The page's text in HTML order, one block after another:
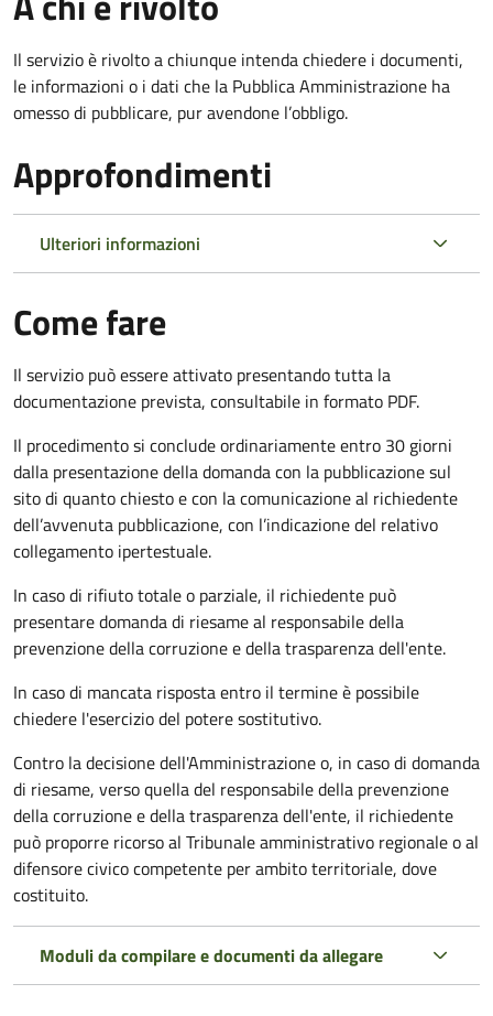
Il servizio è rivolto a chiunque intenda chiedere i documenti,
le informazioni o i dati che la Pubblica Amministrazione ha
omesso di pubblicare, pur avendone l’obbligo.
Approfondimenti
Ulteriori informazioni
Come fare
Il servizio può essere attivato presentando tutta la
documentazione prevista, consultabile in formato PDF.
Il procedimento si conclude ordinariamente entro 30 giorni
dalla presentazione della domanda con la pubblicazione sul
sito di quanto chiesto e con la comunicazione al richiedente
dell’avvenuta pubblicazione, con l’indicazione del relativo
collegamento ipertestuale.
In caso di rifiuto totale o parziale, il richiedente può
presentare domanda di riesame al responsabile della
prevenzione della corruzione e della trasparenza dell'ente.
In caso di mancata risposta entro il termine è possibile
chiedere l'esercizio del potere sostitutivo.
Contro la decisione dell'Amministrazione o, in caso di domanda
di riesame, verso quella del responsabile della prevenzione
della corruzione e della trasparenza dell'ente, il richiedente
può proporre ricorso al Tribunale amministrativo regionale o al
difensore civico competente per ambito territoriale, dove
costituito.
Moduli da compilare e documenti da allegare